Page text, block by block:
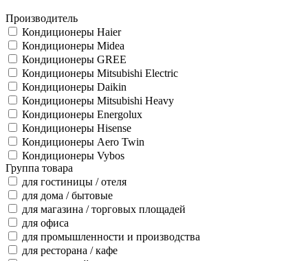
Производитель
Кондиционеры Haier
Кондиционеры Midea
Кондиционеры GREE
Кондиционеры Mitsubishi Electric
Кондиционеры Daikin
Кондиционеры Mitsubishi Heavy
Кондиционеры Energolux
Кондиционеры Hisense
Кондиционеры Aero Twin
Кондиционеры Vybos
Группа товара
для гостиницы / отеля
для дома / бытовые
для магазина / торговых площадей
для офиса
для промышленности и производства
для ресторана / кафе